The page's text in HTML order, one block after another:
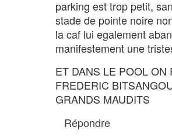
parking est trop petit,
stade de pointe noire
la caf lui egalement
manifestement une
ET DANS LE POOL ON
FREDERIC
GRANDS MAUDITS
Répondre